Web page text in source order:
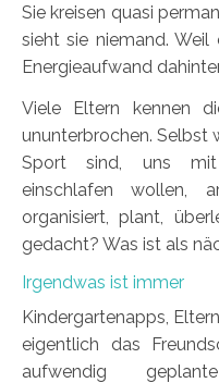
Sie kreisen quasi
sieht sie niemand. Weil
Energieaufwand
Viele Eltern kennen
ununterbrochen. Selbst
Sport sind, uns mit
einschlafen wollen,
organisiert, plant,
gedacht? Was ist als
Irgendwas ist immer
Kindergartenapps,
eigentlich das
aufwendig